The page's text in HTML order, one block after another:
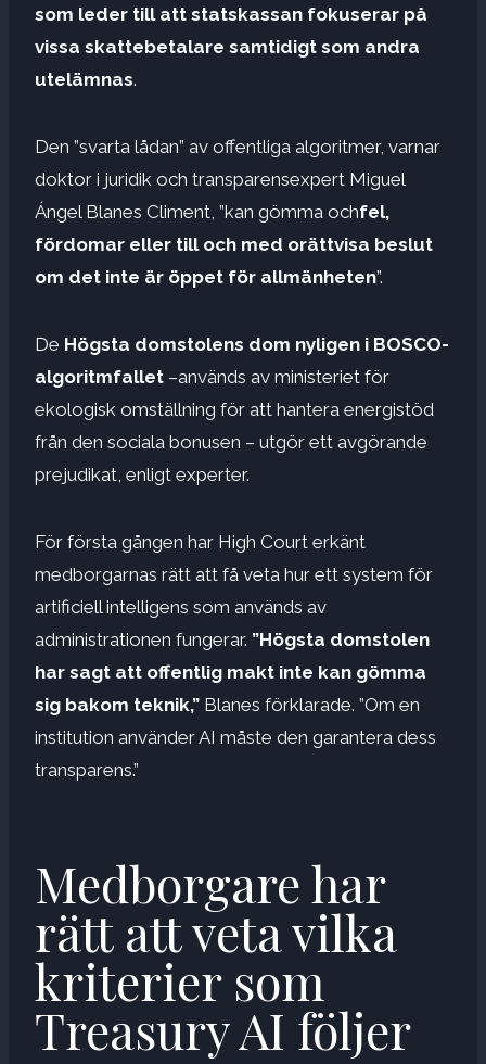
som leder till att statskassan fokuserar på
vissa skattebetalare samtidigt som andra
utelämnas.
Den ”svarta lådan” av offentliga algoritmer, varnar
doktor i juridik och transparensexpert Miguel
Ángel Blanes Climent, ”kan gömma ochfel,
fördomar eller till och med orättvisa beslut
om det inte är öppet för allmänheten”.
De Högsta domstolens dom nyligen i BOSCO-
algoritmfallet –används av ministeriet för
ekologisk omställning för att hantera energistöd
från den sociala bonusen – utgör ett avgörande
prejudikat, enligt experter.
För första gången har High Court erkänt
medborgarnas rätt att få veta hur ett system för
artificiell intelligens som används av
administrationen fungerar. ”Högsta domstolen
har sagt att offentlig makt inte kan gömma
sig bakom teknik,” Blanes förklarade. ”Om en
institution använder AI måste den garantera dess
transparens.”
Medborgare har
rätt att veta vilka
kriterier som
Treasury AI följer